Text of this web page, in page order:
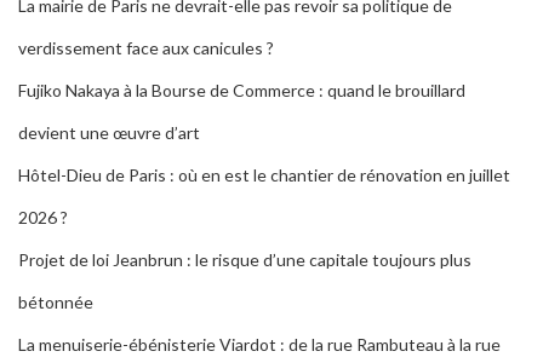
La mairie de Paris ne devrait-elle pas revoir sa politique de
verdissement face aux canicules ?
Fujiko Nakaya à la Bourse de Commerce : quand le brouillard
devient une œuvre d’art
Hôtel-Dieu de Paris : où en est le chantier de rénovation en juillet
2026 ?
Projet de loi Jeanbrun : le risque d’une capitale toujours plus
bétonnée
La menuiserie-ébénisterie Viardot : de la rue Rambuteau à la rue